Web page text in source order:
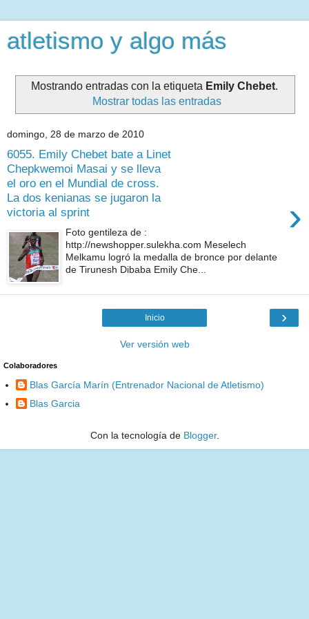
atletismo y algo más
Mostrando entradas con la etiqueta Emily Chebet.
Mostrar todas las entradas
domingo, 28 de marzo de 2010
6055. Emily Chebet bate a Linet
Chepkwemoi Masai y se lleva
el oro en el Mundial de cross.
La dos kenianas se jugaron la
victoria al sprint
›
Foto gentileza de :
http://newshopper.sulekha.com Meselech
Melkamu logró la medalla de bronce por delante
de Tirunesh Dibaba Emily Che...
›
Inicio
Ver versión web
Colaboradores
Blas García Marín (Entrenador Nacional de Atletismo)
Blas Garcia
Con la tecnología de Blogger.